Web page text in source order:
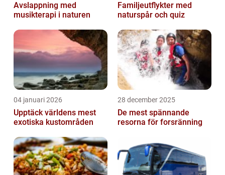
Avslappning med
musikterapi i naturen
Familjeutflykter med
naturspår och quiz
04 januari 2026
Upptäck världens mest
exotiska kustområden
28 december 2025
De mest spännande
resorna för forsränning